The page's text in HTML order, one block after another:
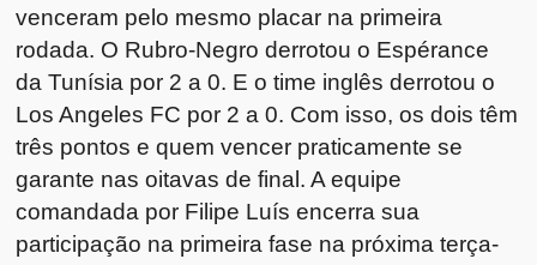
venceram pelo mesmo placar na primeira
rodada. O Rubro-Negro derrotou o Espérance
da Tunísia por 2 a 0. E o time inglês derrotou o
Los Angeles FC por 2 a 0. Com isso, os dois têm
três pontos e quem vencer praticamente se
garante nas oitavas de final. A equipe
comandada por Filipe Luís encerra sua
participação na primeira fase na próxima terça-